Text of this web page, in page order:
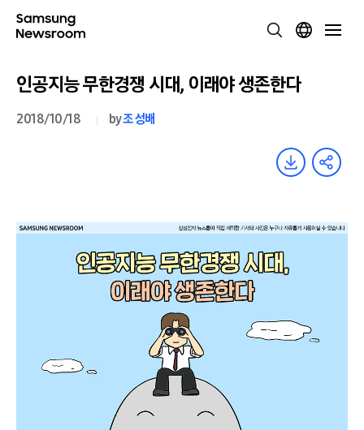
인공지능 무한경쟁 시대, 이래야 생존한다
2018/10/18 by조성배